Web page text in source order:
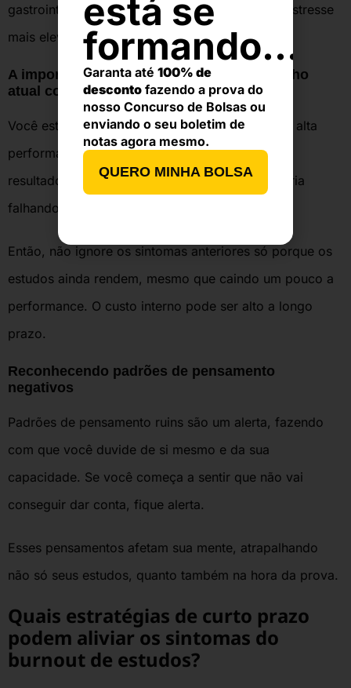
gastrointestinal. Isso pode sinalizar que há um estresse
mais elevado no organismo.
A importância de comparar seu desempenho
atual com o usual
Você está estudando como antes? O burnout de alta
performance é traiçoeiro. Você pode manter os
resultados, mas se sentir exausto, com a memória
falhando e diminuindo o foco e a atenção.
Então, não ignore os sintomas anteriores só porque os
estudos ainda rendem, mesmo que caindo um pouco a
performance. O custo interno pode ser alto a longo
prazo.
Reconhecendo padrões de pensamento
negativos
Padrões de pensamento ruins são um alerta, fazendo
com que você duvide de si mesmo e da sua
capacidade. Se você começa a sentir que não vai
conseguir dar conta, fique alerta.
Esses pensamentos afetam sua mente, atrapalhando
não só seus estudos, quanto também na hora da prova.
Quais estratégias de curto prazo
podem aliviar os sintomas do
burnout de estudos?
está se
formando...
Garanta até 100% de
desconto fazendo a prova do
nosso Concurso de Bolsas ou
enviando o seu boletim de
notas agora mesmo.
QUERO MINHA BOLSA